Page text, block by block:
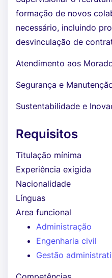
formação de novos
necessário, incluindo
desvinculação de
Atendimento aos
Segurança e
Sustentabilidade e
Requisitos
Titulação mínima
Experiência exigida
Nacionalidade
Línguas
Area funcional
Administração
Engenharia civil
Gestão